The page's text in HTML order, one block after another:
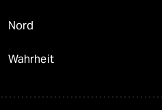
Nord
Wahrheit